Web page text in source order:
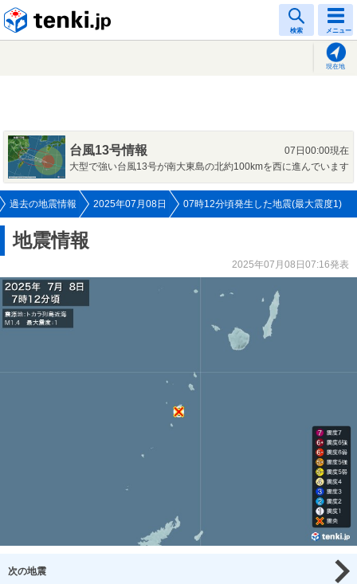
検索 メニュー
現在地
台風13号情報
07日00:00現在
大型で強い台風13号が南大東島の北約100kmを西に進んでいます
過去の地震情報 2025年07月08日 07時12分頃発生した地震(最大震度1)
地震情報
2025年07月08日07:16発表
次の地震